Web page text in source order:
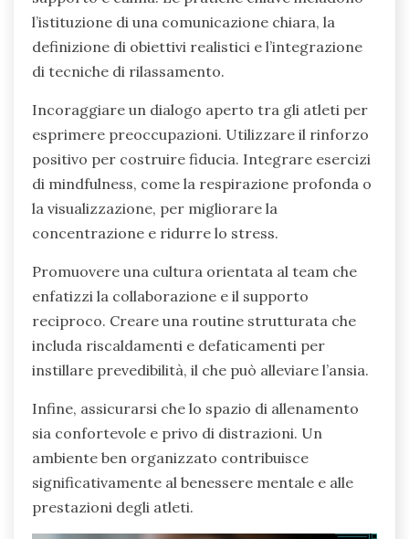
l’istituzione di una comunicazione chiara, la
definizione di obiettivi realistici e l’integrazione
di tecniche di rilassamento.
Incoraggiare un dialogo aperto tra gli atleti per
esprimere preoccupazioni. Utilizzare il rinforzo
positivo per costruire fiducia. Integrare esercizi
di mindfulness, come la respirazione profonda o
la visualizzazione, per migliorare la
concentrazione e ridurre lo stress.
Promuovere una cultura orientata al team che
enfatizzi la collaborazione e il supporto
reciproco. Creare una routine strutturata che
includa riscaldamenti e defaticamenti per
instillare prevedibilità, il che può alleviare l’ansia.
Infine, assicurarsi che lo spazio di allenamento
sia confortevole e privo di distrazioni. Un
ambiente ben organizzato contribuisce
significativamente al benessere mentale e alle
prestazioni degli atleti.